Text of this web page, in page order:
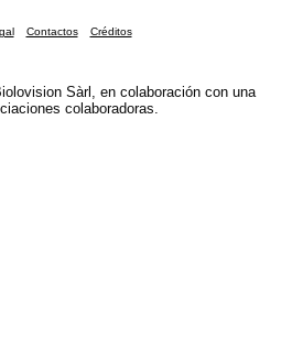
Contactos Créditos
Sàrl, en colaboración con una
colaboradoras.